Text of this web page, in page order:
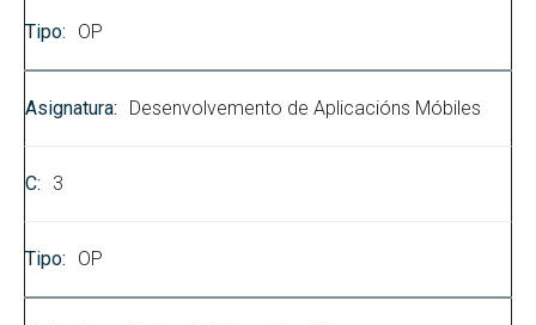
OP
Desenvolvemento de Aplicacións Móbiles
3
OP